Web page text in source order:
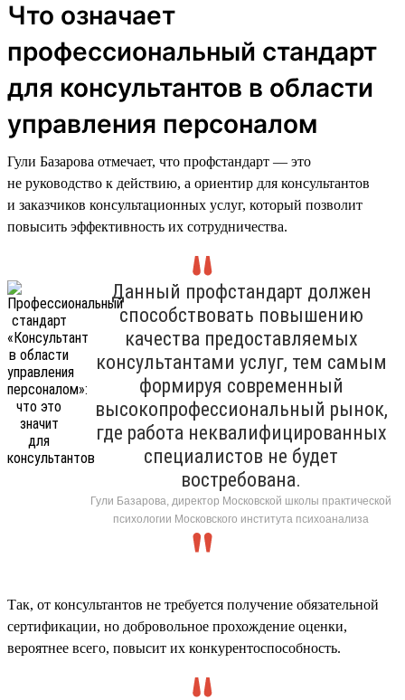
Что означает
профессиональный стандарт
для консультантов в области
управления персоналом
Гули Базарова отмечает, что профстандарт — это
не руководство к действию, а ориентир для консультантов
и заказчиков консультационных услуг, который позволит
повысить эффективность их сотрудничества.
Данный профстандарт должен
способствовать повышению
качества предоставляемых
консультантами услуг, тем самым
формируя современный
высокопрофессиональный рынок,
где работа неквалифицированных
специалистов не будет
востребована.
Гули Базарова, директор Московской школы практической
психологии Московского института психоанализа
Так, от консультантов не требуется получение обязательной
сертификации, но добровольное прохождение оценки,
вероятнее всего, повысит их конкурентоспособность.